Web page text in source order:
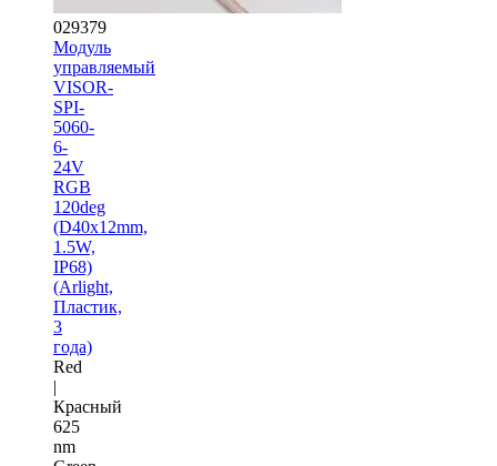
029379
Модуль
управляемый
VISOR-
SPI-
5060-
6-
24V
RGB
120deg
(D40x12mm,
1.5W,
IP68)
(Arlight,
Пластик,
3
года)
Red
|
Красный
625
nm